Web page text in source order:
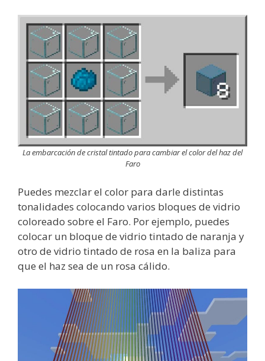
La embarcación de cristal tintado para cambiar el color del haz del
Faro
Puedes mezclar el color para darle distintas
tonalidades colocando varios bloques de vidrio
coloreado sobre el Faro. Por ejemplo, puedes
colocar un bloque de vidrio tintado de naranja y
otro de vidrio tintado de rosa en la baliza para
que el haz sea de un rosa cálido.